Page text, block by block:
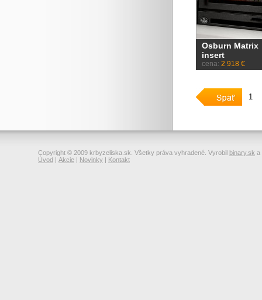
Osburn Matrix
insert
cena: 2 918 €
1
Copyright © 2009 krbyzeliska.sk. Všetky práva vyhradené. Vyrobil binary.sk a
Úvod | Akcie | Novinky | Kontakt